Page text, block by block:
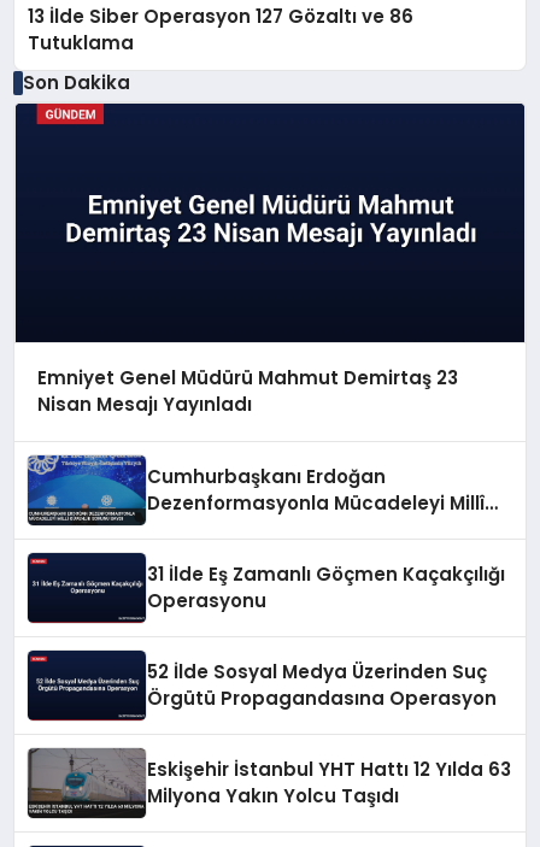
13 İlde Siber Operasyon 127 Gözaltı ve 86
Tutuklama
Son Dakika
Emniyet Genel Müdürü Mahmut Demirtaş 23
Nisan Mesajı Yayınladı
Cumhurbaşkanı Erdoğan
Dezenformasyonla Mücadeleyi Millî
31 İlde Eş Zamanlı Göçmen Kaçakçılığı
Operasyonu
52 İlde Sosyal Medya Üzerinden Suç
Örgütü Propagandasına Operasyon
Eskişehir İstanbul YHT Hattı 12 Yılda 63
Milyona Yakın Yolcu Taşıdı